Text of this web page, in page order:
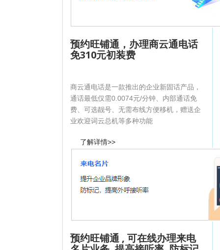
预约旺铺通，办理商云通电话
免310元初装费
商云通电话是一款推出的企业新固话产品，
通话最低仅需0.0074元/分钟、内部通话免
费、可选靓号、无需布线方便移机，赠送企
业欢迎词云总机等多种功能
了解详情>>
预约旺铺通 , 可在线办理来电